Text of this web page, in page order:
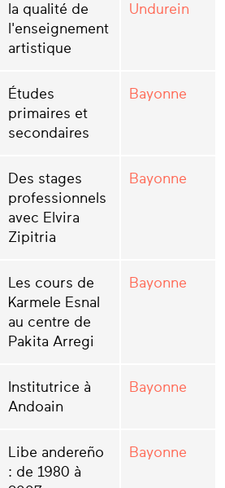
la qualité de
l'enseignement
artistique
Undurein
Études
primaires et
secondaires
Bayonne
Des stages
professionnels
avec Elvira
Zipitria
Bayonne
Les cours de
Karmele Esnal
au centre de
Pakita Arregi
Bayonne
Institutrice à
Andoain
Bayonne
Libe andereño
: de 1980 à
Bayonne